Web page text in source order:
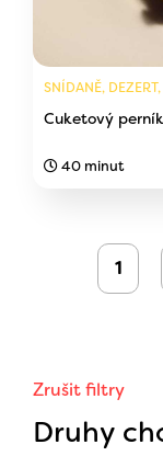
Zrušit filtry
Druhy
SNÍDANĚ,
Cuketový perník
40 minut
1